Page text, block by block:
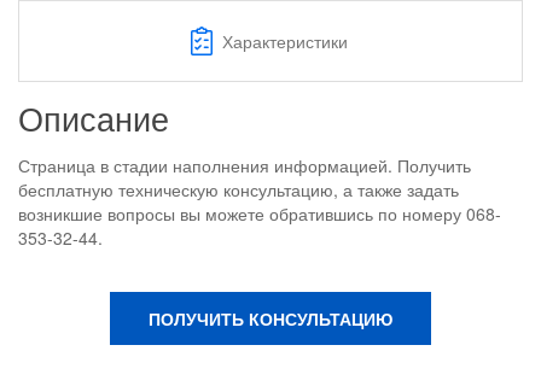
Характеристики
Описание
Страница в стадии наполнения информацией. Получить
бесплатную техническую консультацию, а также задать
возникшие вопросы вы можете обратившись по номеру 068-
353-32-44.
ПОЛУЧИТЬ КОНСУЛЬТАЦИЮ